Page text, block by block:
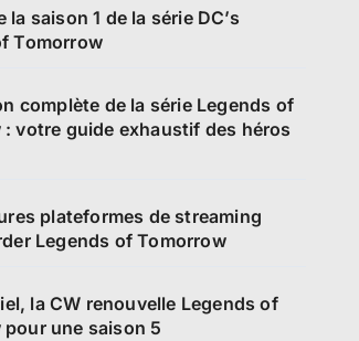
la saison 1 de la série DC’s
Tomorrow
complète de la série Legends of
: votre guide exhaustif des héros
plateformes de streaming
Legends of Tomorrow
la CW renouvelle Legends of
une saison 5